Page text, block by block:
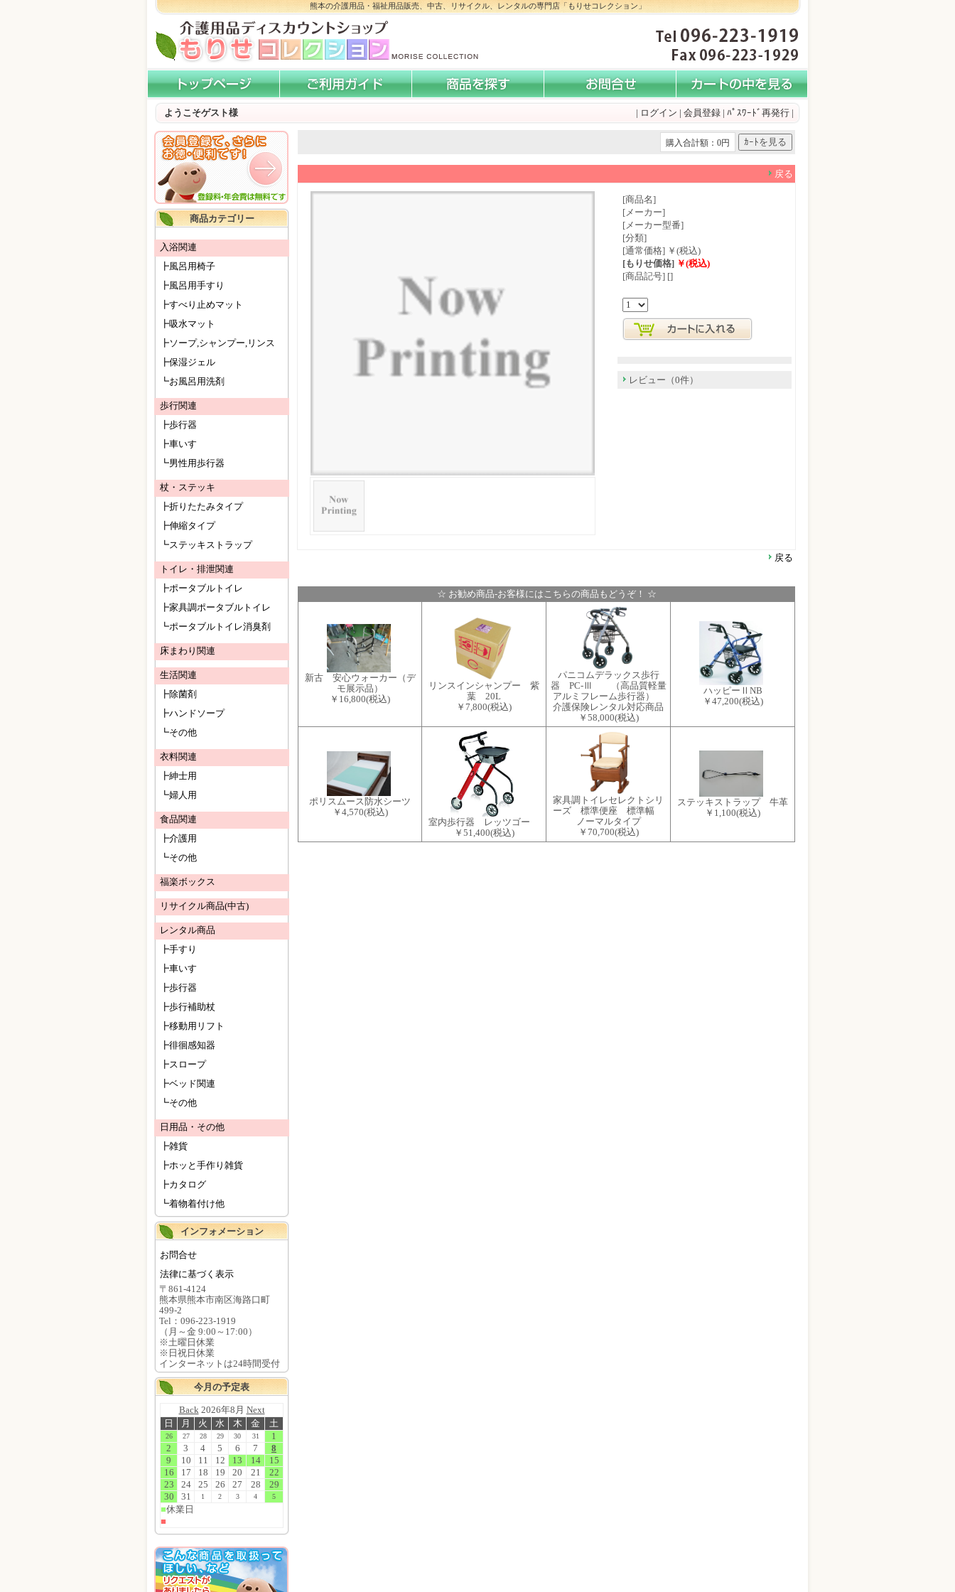
熊本の介護用品・福祉用品販売、中古、リサイクル、レンタルの専門店「もりせコレクション」
ようこそゲスト様 | ログイン | 会員登録 | ﾊﾟｽﾜｰﾄﾞ再発行 |
購入合計額：0円
戻る
[商品名]
[メーカー]
[メーカー型番]
[分類]
[通常価格] ￥(税込)
[もりせ価格] ￥(税込)
[商品記号] []
レビュー（0件）
戻る
☆ お勧め商品-お客様にはこちらの商品もどうぞ！ ☆
新古 安心ウォーカー（デ
モ展示品）
￥16,800(税込)
リンスインシャンプー 紫
葉 20L
￥7,800(税込)
パニコムデラックス歩行
器 PC-Ⅲ （高品質軽量
アルミフレーム歩行器）
介護保険レンタル対応商品
￥58,000(税込)
ハッピーⅡNB
￥47,200(税込)
ポリスムース防水シーツ
￥4,570(税込)
室内歩行器 レッツゴー
￥51,400(税込)
家具調トイレセレクトシリ
ーズ 標準便座 標準幅
ノーマルタイプ
￥70,700(税込)
ステッキストラップ 牛革
￥1,100(税込)
商品カテゴリー
入浴関連
┣風呂用椅子
┣風呂用手すり
┣すべり止めマット
┣吸水マット
┣ソープ,シャンプー,リンス
┣保湿ジェル
┗お風呂用洗剤
歩行関連
┣歩行器
┣車いす
┗男性用歩行器
杖・ステッキ
┣折りたたみタイプ
┣伸縮タイプ
┗ステッキストラップ
トイレ・排泄関連
┣ポータブルトイレ
┣家具調ポータブルトイレ
┗ポータブルトイレ消臭剤
床まわり関連
生活関連
┣除菌剤
┣ハンドソープ
┗その他
衣料関連
┣紳士用
┗婦人用
食品関連
┣介護用
┗その他
福楽ボックス
リサイクル商品(中古)
レンタル商品
┣手すり
┣車いす
┣歩行器
┣歩行補助杖
┣移動用リフト
┣徘徊感知器
┣スロープ
┣ベッド関連
┗その他
日用品・その他
┣雑貨
┣ホッと手作り雑貨
┣カタログ
┗着物着付け他
インフォメーション
お問合せ
法律に基づく表示
〒861-4124
熊本県熊本市南区海路口町
499-2
Tel：096-223-1919
（月～金 9:00～17:00）
※土曜日休業
※日祝日休業
インターネットは24時間受付
今月の予定表